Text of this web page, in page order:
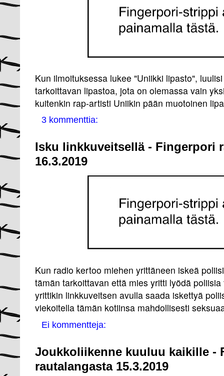
Kun ilmoituksessa lukee "Uniikki lipasto",
tarkoittavan lipastoa, jota on olemassa vain
kuitenkin rap-artisti Uniikin pään muotoinen
3 kommenttia:
Isku linkkuveitsellä - Fingerpori
16.3.2019
Kun radio kertoo miehen yrittäneen iskeä
tämän tarkoittavan että mies yritti lyödä
yrittikin linkkuveitsen avulla saada iskettyä
viekoitella tämän kotiinsa mahdollisesti
Ei kommentteja:
Joukkoliikenne kuuluu kaikille -
rautalangasta 15.3.2019